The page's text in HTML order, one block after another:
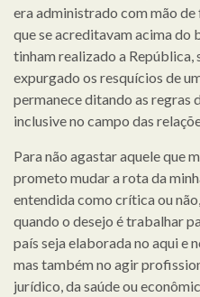
era administrado com mão
que se acreditavam acima do
tinham realizado a República,
expurgado os resquícios de
permanece ditando as regras
inclusive no campo das
Para não agastar aquele que
prometo mudar a rota da
entendida como crítica ou
quando o desejo é trabalhar
país seja elaborada no aqui e
mas também no agir
jurídico, da saúde ou